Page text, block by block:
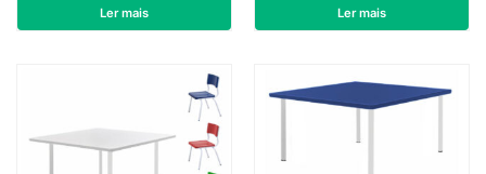
R$508,76
Ler mais 1.001,52
Ler mais